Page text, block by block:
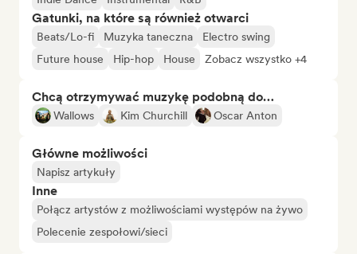
Gatunki, na które są również otwarci
Beats/Lo-fi Muzyka taneczna
Electro swing
Future house
Hip-hop House Zobacz wszystko +4
Chcą otrzymywać muzykę podobną do…
Wallows Kim Churchill Oscar Anton
Główne możliwości
Napisz artykuły
Inne
Połącz artystów z możliwościami występów na żywo
Polecenie zespołowi/sieci